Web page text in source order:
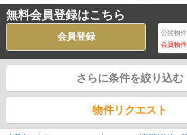
無料会員登録はこちら
会員登録 公開物
会員物
さらに条件を絞り込む
物件リクエスト